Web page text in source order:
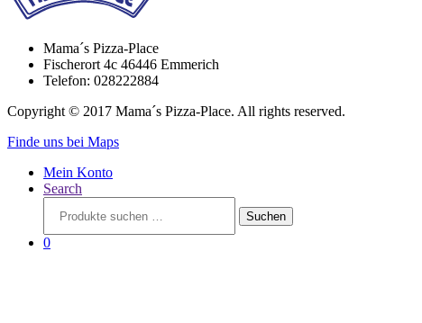
Mama´s Pizza-Place
Fischerort 4c 46446 Emmerich
Telefon: 028222884
Copyright © 2017 Mama´s Pizza-Place. All rights reserved.
Finde uns bei Maps
Mein Konto
Search
nach:
Suchen
0